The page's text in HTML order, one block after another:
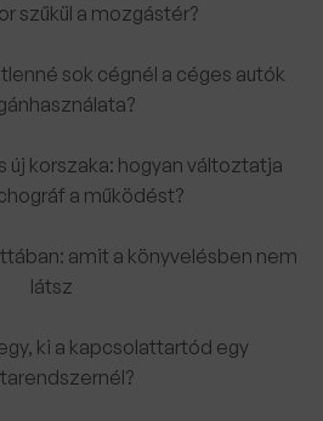
szűkül a mozgástér?
sok cégnél a céges autók
új korszaka: hogyan változtatja
a működést?
amit a könyvelésben nem
látsz
ki a kapcsolattartód egy